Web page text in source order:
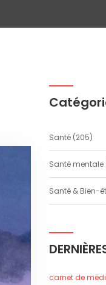
Santé (205)
Santé mentale
Santé & Bien-
carnet de